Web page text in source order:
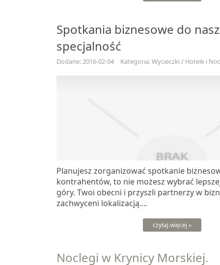
Spotkania biznesowe do
specjalność
Dodane: 2016-02-04 Kategoria: Wycieczki / Hotele i
Planujesz zorganizować spotkanie
kontrahentów, to nie możesz wybrać
góry. Twoi obecni i przyszli partnerzy w
zachwyceni lokalizacją....
czytaj więcej »
Noclegi w Krynicy Morskiej.